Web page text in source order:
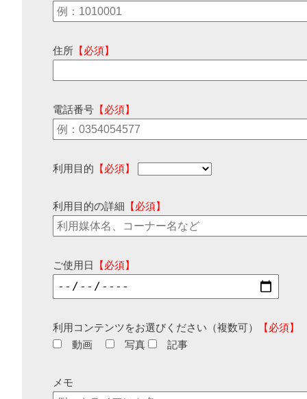
住所 【必須】
電話番号 【必須】
利用目的 【必須】
利用目的の詳細 【必須】
ご使用日 【必須】
利用コンテンツをお選びください（複数可）
【必須】
動画
写真 記事
メモ